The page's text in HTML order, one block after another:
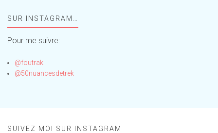
!SUR INSTAGRAM…
Pour me suivre:
@foutrak
@50nuancesdetrek
SUIVEZ MOI SUR INSTAGRAM